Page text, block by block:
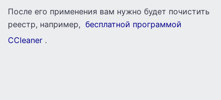
После его применения вам нужно будет почистить
реестр, например, бесплатной программой
CCleaner .